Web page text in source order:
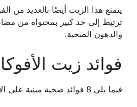
يتمتع هذا الزيت أيضًا بالعديد من
ترتبط إلى حد كبير بمحتواه من
والدهون الصحية.
فوائد زيت
فيما يلي 8 فوائد صحية مبنية على الأدلة العلمية